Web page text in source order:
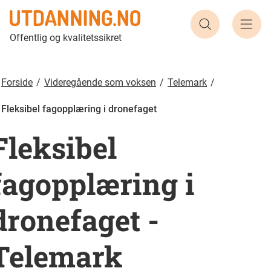
Offentlig og kvalitetssikret
Søk etter
Forside Videregående som voksen Telemark
Fleksibel fagopplæring i dronefaget
i
-